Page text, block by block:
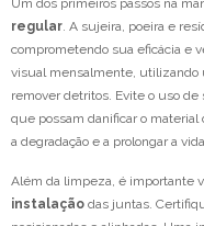
Um dos primeiros passos na
regular. A sujeira, poeira e
comprometendo sua eficácia e
visual mensalmente, utilizando
remover detritos. Evite o uso
que possam danificar o
a degradação e a prolongar a
Além da limpeza, é importante
instalação das juntas.